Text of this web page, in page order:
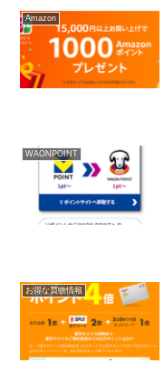
Amazon
WAONPOINT
お得な買物情報